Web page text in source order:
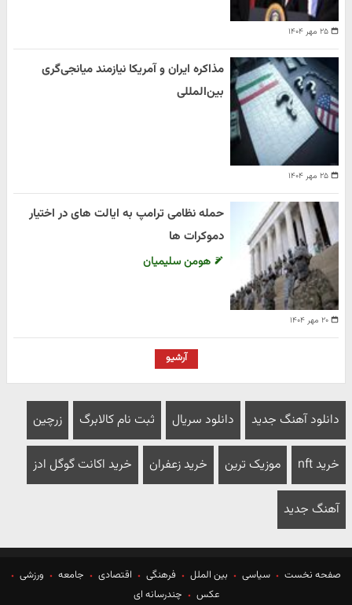
۲۵ مهر ۱۴۰۴
۲۵ مهر ۱۴۰۴
مذاکره ایران و آمریکا نیازمند میانجی‌گری
بین‌المللی
۲۰ مهر ۱۴۰۴
حمله نظامی ترامپ به ایالت های در اختیار
دموکرات ها
هومن سلیمیان
آرشیو
دانلود آهنگ جدید دانلود سریال ثبت نام کالابرگ زرچین
خرید nft موزیک ترین خرید زعفران خرید اکانت گوگل ادز
آهنگ جدید
صفحه نخست سیاسی بین الملل فرهنگی اقتصادی جامعه
ورزشی
عکس
چندرسانه ای